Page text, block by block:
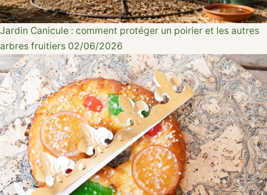
Jardin Canicule : comment protéger un poirier et les autres
arbres fruitiers 02/06/2026